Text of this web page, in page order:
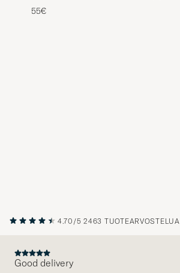
55€
4.70/5 2463 TUOTEARVOSTELUA
Good delivery